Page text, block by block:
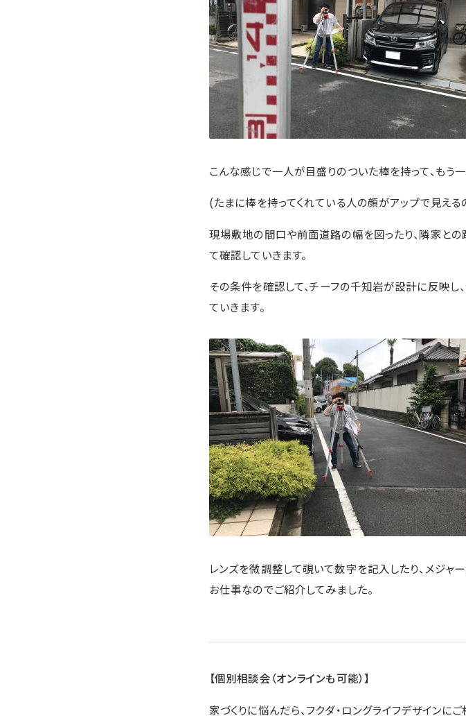
こんな感じで一人が目盛りのついた棒を持って、もう
(たまに棒を持ってくれている人の顔がアップで見える
現場敷地の間口や前面道路の幅を図ったり、隣家との
て確認していきます。
その条件を確認して、チーフの千知岩が設計に反映
ていきます。
レンズを微調整して覗いて数字を記入したり、メジャ
お仕事なのでご紹介してみました。
【個別相談会（オンラインも可能）】
家づくりに悩んだら、フクダ・ロングライフデザインにご